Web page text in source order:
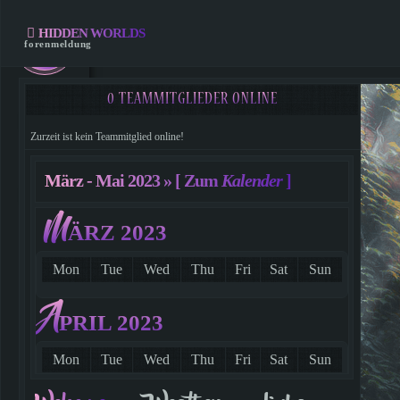
log in
HIDDEN WORLDS
forenmeldung
0 TEAMMITGLIEDER ONLINE
Zurzeit ist kein Teammitglied online!
März - Mai 2023 » [ Zum Kalender]
MÄRZ 2023
Mon Tue Wed Thu Fri Sat Sun
APRIL 2023
Mon Tue Wed Thu Fri Sat Sun